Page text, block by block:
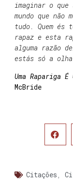
imaginar o
mundo que
tudo. Quem és
rapaz e esta
alguma razão
estás só a
Uma Rapariga É
McBride
Citações ,